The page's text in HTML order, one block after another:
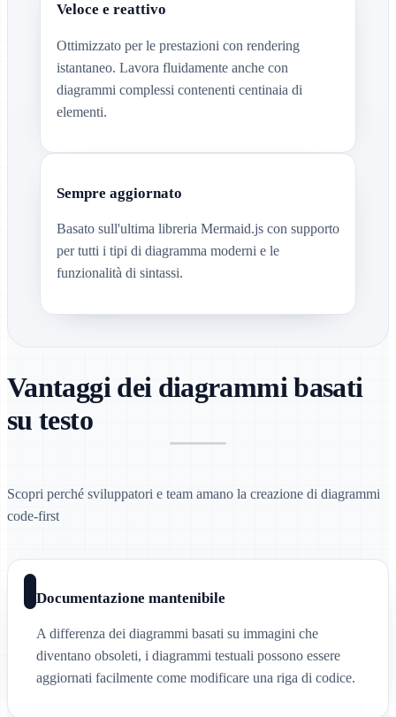
Veloce e reattivo
Ottimizzato per le prestazioni con rendering
istantaneo. Lavora fluidamente anche con
diagrammi complessi contenenti centinaia di
elementi.
Sempre aggiornato
Basato sull'ultima libreria Mermaid.js con supporto
per tutti i tipi di diagramma moderni e le
funzionalità di sintassi.
Vantaggi dei diagrammi basati
su testo
Scopri perché sviluppatori e team amano la creazione di diagrammi
code-first
Documentazione mantenibile
A differenza dei diagrammi basati su immagini che
diventano obsoleti, i diagrammi testuali possono essere
aggiornati facilmente come modificare una riga di codice.